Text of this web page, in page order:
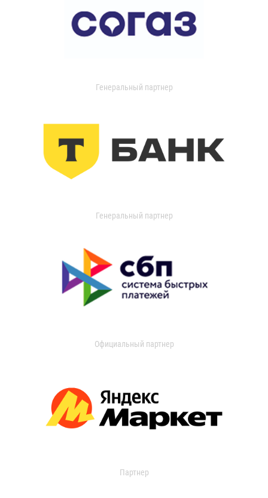
Генеральный партнер
Генеральный партнер
Официальный партнер
Партнер